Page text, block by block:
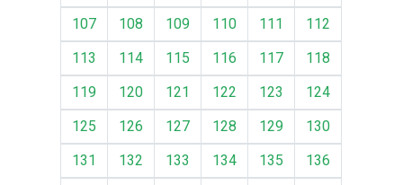
107
108 109 110 111
112
113
114 115 116 117
118
119
120 121 122 123
124
125
126 127 128 129
130
131
132 133 134 135
136